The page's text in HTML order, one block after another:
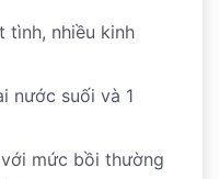
tình, nhiều kinh
nước suối và 1
mức bồi thường